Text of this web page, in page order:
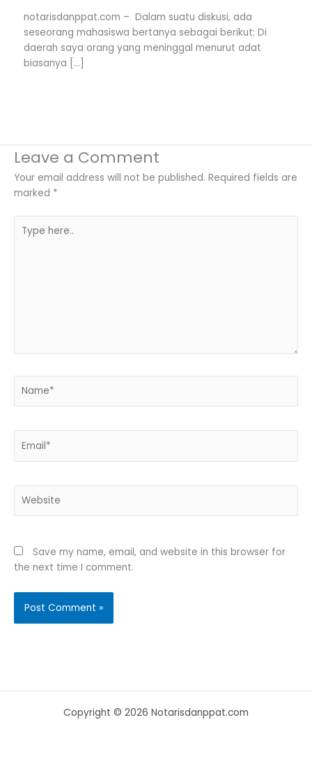
notarisdanppat.com – Dalam suatu diskusi, ada
seseorang mahasiswa bertanya sebagai berikut: Di
daerah saya orang yang meninggal menurut adat
biasanya […]
Leave a Comment
Your email address will not be published. Required fields are
marked *
here..
Save my name, email, and website in this browser for
the next time I comment.
Copyright © 2026 Notarisdanppat.com